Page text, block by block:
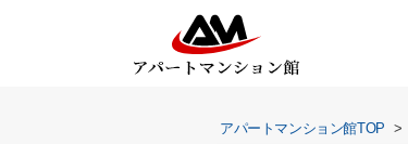
アパートマンション館TOP >